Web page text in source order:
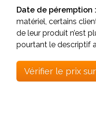
Date de péremption :
matériel, certains
de leur produit n’est
pourtant le descriptif
Vérifier le prix